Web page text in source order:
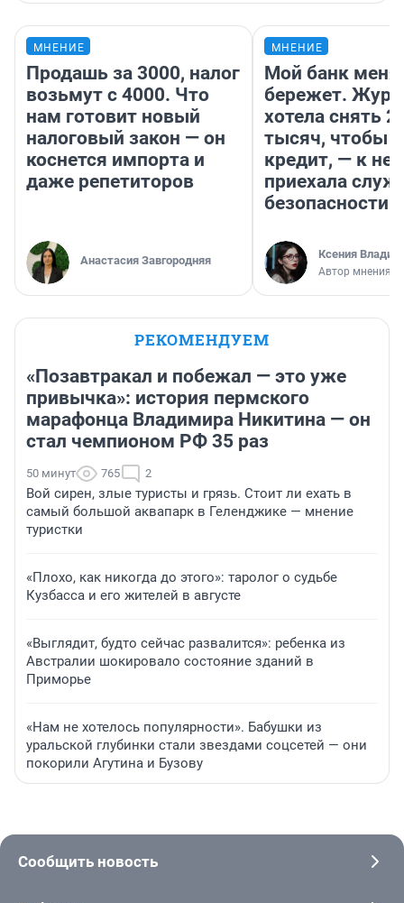
МНЕНИЕ
Продашь за 3000, налог
возьмут с 4000. Что
нам готовит новый
налоговый закон — он
коснется импорта и
даже репетиторов
Анастасия Завгородняя
МНЕНИЕ
Мой банк меня
бережет.
хотела снять
тысяч, чтобы
кредит, — к
приехала
безопасности
Ксения
Автор мнения
РЕКОМЕНДУЕМ
«Позавтракал и побежал — это уже
привычка»: история пермского
марафонца Владимира Никитина — он
стал чемпионом РФ 35 раз
50 минут 765 2
Вой сирен, злые туристы и грязь. Стоит ли ехать в
самый большой аквапарк в Геленджике — мнение
туристки
«Плохо, как никогда до этого»: таролог о судьбе
Кузбасса и его жителей в августе
«Выглядит, будто сейчас развалится»: ребенка из
Австралии шокировало состояние зданий в
Приморье
«Нам не хотелось популярности». Бабушки из
уральской глубинки стали звездами соцсетей — они
покорили Агутина и Бузову
Сообщить новость